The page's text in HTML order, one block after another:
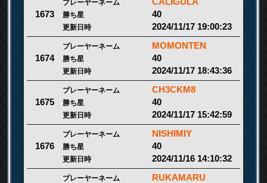
1673
プレーヤーネーム
勝ち星 40
更新日時 2024/11/17 19:00:23
1674
プレーヤーネーム MOMONTEN
勝ち星 40
更新日時 2024/11/17 18:43:36
1675
プレーヤーネーム CH3CKM8
勝ち星 40
更新日時 2024/11/17 15:42:59
1676
プレーヤーネーム NISHIMIY
勝ち星 40
更新日時 2024/11/16 14:10:32
プレーヤーネーム RUKAMARU